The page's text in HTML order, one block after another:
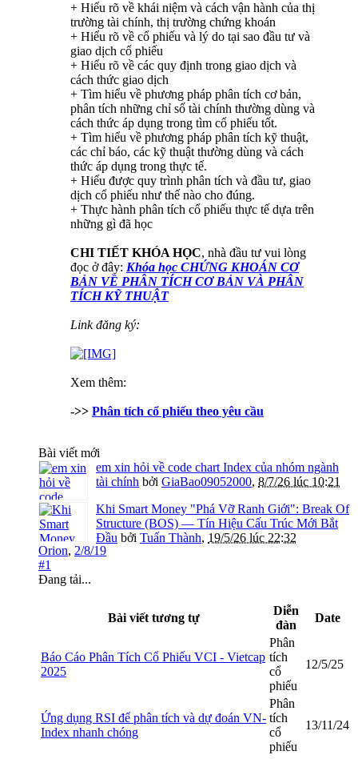
+ Hiểu rõ về khái niệm và cách vận hành của thị
trường tài chính, thị trường chứng khoán
+ Hiểu rõ về cổ phiếu và lý do tại sao đầu tư và
giao dịch cổ phiếu
+ Hiểu rõ về các quy định trong giao dịch và
cách thức giao dịch
+ Tìm hiểu về phương pháp phân tích cơ bản,
phân tích những chỉ số tài chính thường dùng và
cách thức áp dụng trong tìm cổ phiếu tốt.
+ Tìm hiểu về phương pháp phân tích kỹ thuật,
các chỉ báo, các kỹ thuật thường dùng và cách
thức áp dụng trong thực tế.
+ Hiểu được quy trình phân tích và đầu tư, giao
dịch cổ phiếu như thế nào cho đúng.
+ Thực hành phân tích cổ phiếu thực tế dựa trên
những gì đã học
CHI TIẾT KHÓA HỌC, nhà đầu tư vui lòng
đọc ở đây: Khóa học CHỨNG KHOÁN CƠ
BẢN VỀ PHÂN TÍCH CƠ BẢN VÀ PHÂN
TÍCH KỸ THUẬT
Link đăng ký:
Xem thêm:
->> Phân tích cổ phiếu theo yêu cầu
Bài viết mới
em xin hỏi về code chart Index của nhóm ngành
tài chính bởi GiaBao09052000, 8/7/26 lúc 10:21
Khi Smart Money "Phá Vỡ Ranh Giới": Break Of
Structure (BOS) — Tín Hiệu Cấu Trúc Mới Bắt
Đầu bởi Tuấn Thành, 19/5/26 lúc 22:32
Orion, 2/8/19
#1
Đang tải...
Bài viết tương tự
Diễn
đàn
Date
Báo Cáo Phân Tích Cổ Phiếu VCI - Vietcap
2025
Phân
tích
cổ
phiếu
12/5/25
Ứng dụng RSI để phân tích và dự đoán VN-
Index nhanh chóng
Phân
tích
cổ
phiếu
13/11/24